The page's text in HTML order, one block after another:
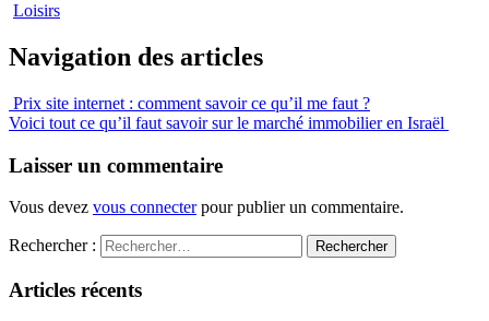
Loisirs
Navigation des articles
Prix site internet : comment savoir ce qu’il me faut ?
Voici tout ce qu’il faut savoir sur le marché immobilier en Israël
Laisser un commentaire
Vous devez vous connecterpour publier un commentaire.
Rechercher :
Articles récents